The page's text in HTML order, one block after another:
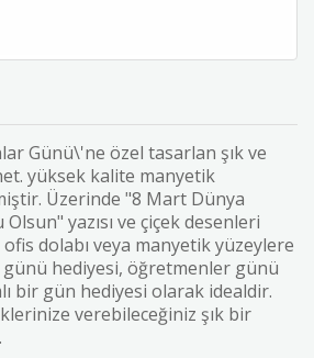
Günü\'ne özel tasarlan şık ve
yüksek kalite manyetik
Üzerinde "8 Mart Dünya
yazısı ve çiçek desenleri
dolabı veya manyetik yüzeylere
günü hediyesi, öğretmenler günü
bir gün hediyesi olarak idealdir.
verebileceğiniz şık bir